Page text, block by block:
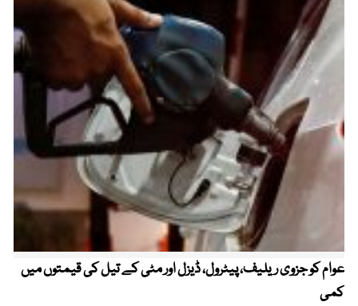
عوام کو جزوی ریلیف، پیٹرول، ڈیزل اور مٹی کے تیل کی قیمتوں میں
کمی